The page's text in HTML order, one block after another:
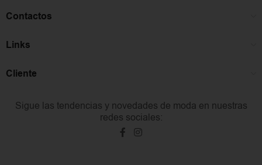
Contactos
Links
Cliente
Sigue las tendencias y novedades de moda en nuestras
redes sociales: